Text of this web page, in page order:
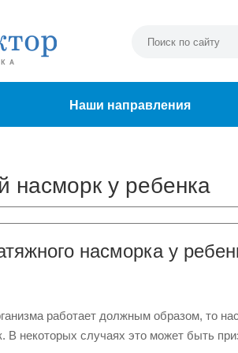
Наши направления
насморк у ребенка
насморка у
работает должным образом, то
В некоторых случаях это может быть